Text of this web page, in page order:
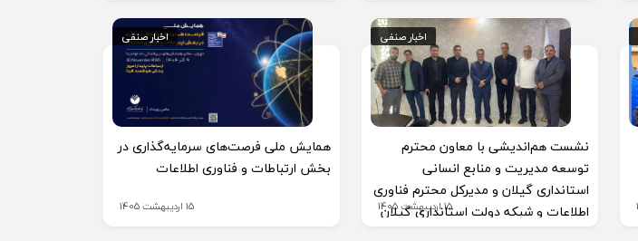
اخبار صنفی
اخبار صنفی
نشست هم‌اندیشی با معاون محترم
توسعه مدیریت و منابع انسانی
استانداری گیلان و مدیرکل محترم فناوری
اطلاعات و شبکه دولت استانداری گیلان
15 اردیبهشت 1405
اخبار صنفی
اخبار صنفی
همایش ملی فرصت‌های سرمایه‌گذاری در
بخش ارتباطات و فناوری اطلاعات
15 اردیبهشت 1405